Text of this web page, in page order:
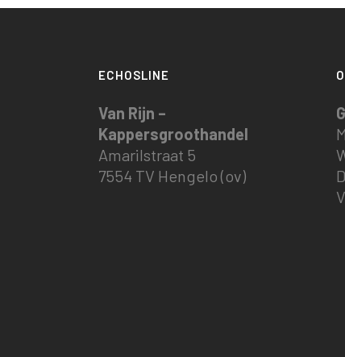
ECHOSLINE
Van Rijn –
Kappersgroothandel
Amarilstraat 5
7554 TV Hengelo (ov)